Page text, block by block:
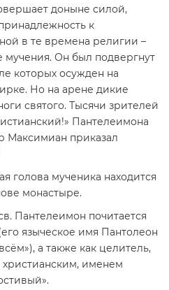
доныне силой,
к
в те времена религии –
мучения. Он был подвергнут
которых осужден на
Но на арене дикие
святого. Тысячи зрителей
Пантелеимона
Максимиан приказал
голова мученика находится
монастыре.
Пантелеимон почитается
языческое имя Пантолеон
а также как целитель,
христианским, именем